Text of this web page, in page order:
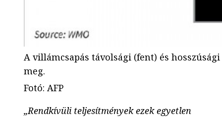
A villámcsapás távolsági (fent) és
meg.
Fotó: AFP
„Rendkívüli teljesítmények ezek egyetlen